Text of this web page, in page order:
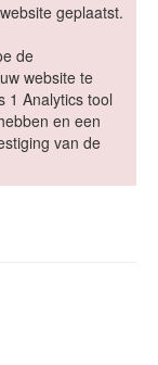
geplaatst.
de
website te
1 Analytics tool
en een
van de